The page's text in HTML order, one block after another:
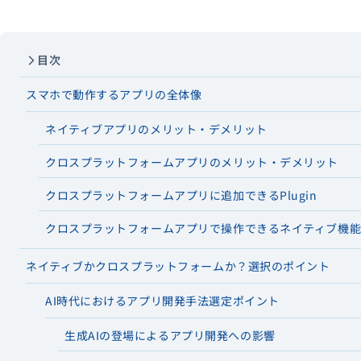
目次
スマホで動作するアプリの全体像
ネイティブアプリのメリット・デメリット
クロスプラットフォームアプリのメリット・デメリット
クロスプラットフォームアプリに追加できるPlugin
クロスプラットフォームアプリで操作できるネイティブ機能
ネイティブかクロスプラットフォームか？選択のポイント
AI時代におけるアプリ開発手法選定ポイント
生成AIの登場によるアプリ開発への影響